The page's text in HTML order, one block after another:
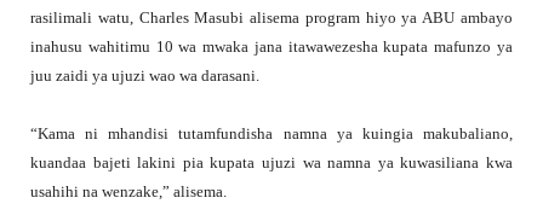
rasilimali watu, Charles Masubi alisema program hiyo ya ABU ambayo
inahusu wahitimu 10 wa mwaka jana itawawezesha kupata mafunzo ya
juu zaidi ya ujuzi wao wa darasani.
“Kama ni mhandisi tutamfundisha namna ya kuingia makubaliano,
kuandaa bajeti lakini pia kupata ujuzi wa namna ya kuwasiliana kwa
usahihi na wenzake,” alisema.